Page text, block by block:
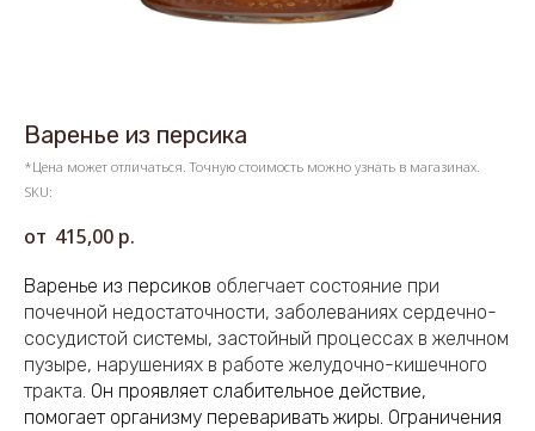
Варенье из персика
*Цена может отличаться. Точную стоимость можно узнать в магазинах.
SKU:
415,00 р.
Варенье из персиков облегчает состояние при
почечной недостаточности, заболеваниях сердечно-
сосудистой системы, застойный процессах в желчном
пузыре, нарушениях в работе желудочно-кишечного
тракта. Он проявляет слабительное действие,
помогает организму переваривать жиры. Ограничения